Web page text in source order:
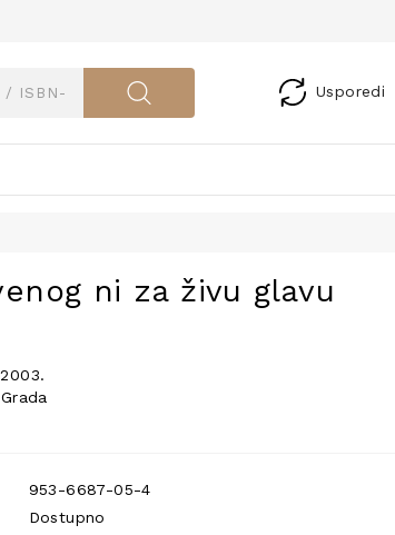
Usporedi
ni za živu glavu
953-6687-05-4
Dostupno